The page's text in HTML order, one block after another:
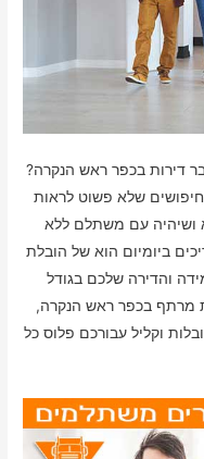
דירות בכפר ראש הנקרה?
שלא פשוט לראות
ושיהיה עם משתלם ללא
ביומיום הוא של הובלת
והדירה שלכם בגודל
מרתף בכפר ראש הנקרה,
וקליל עבורכם פלוס כל